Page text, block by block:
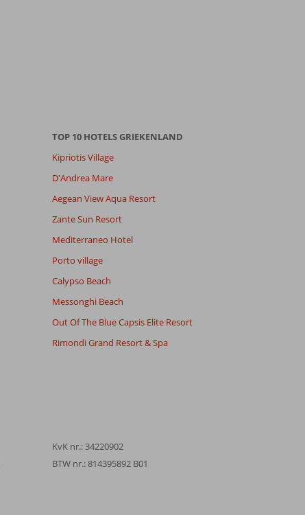
TOP 10 HOTELS GRIEKENLAND
Kipriotis Village
D'Andrea Mare
Aegean View Aqua Resort
Zante Sun Resort
Mediterraneo Hotel
Porto village
Calypso Beach
Messonghi Beach
Out Of The Blue Capsis Elite Resort
Rimondi Grand Resort & Spa
KvK nr.: 34220902
BTW nr.: 814395892 B01